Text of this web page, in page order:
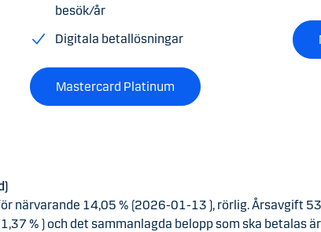
besök/år
Digitala betallösningar
Mastercard Platinum
närvarande 14,05 % (2026-01-13 ), rörlig. Årsavgift
% ) och det sammanlagda belopp som ska